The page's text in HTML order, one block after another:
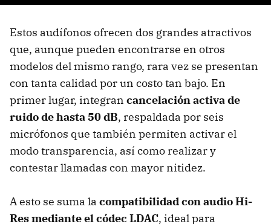
Estos audífonos ofrecen dos grandes atractivos
que, aunque pueden encontrarse en otros
modelos del mismo rango, rara vez se presentan
con tanta calidad por un costo tan bajo. En
primer lugar, integran cancelación activa de
ruido de hasta 50 dB, respaldada por seis
micrófonos que también permiten activar el
modo transparencia, así como realizar y
contestar llamadas con mayor nitidez.
A esto se suma la compatibilidad con audio Hi-
Res mediante el códec LDAC, ideal para